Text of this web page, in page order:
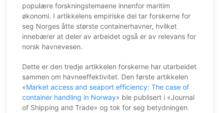
populære forskningstemaene innenfor maritim
økonomi. I artikkelens empiriske del tar forskerne for
seg Norges åtte største containerhavner, hvilket
innebærer at deler av arbeidet også er av relevans for
norsk havnevesen.
Dette er den tredje artikkelen forskerne har utarbeidet
sammen om havneeffektivitet. Den første artikkelen
«Market access and seaport efficiency: The case of
container handling in Norway» ble publisert i «Journal
of Shipping and Trade» og tok for seg betydningen